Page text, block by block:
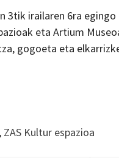
3tik irailaren 6ra
eta Artium
gogoeta eta
, ZAS Kultur espazioa